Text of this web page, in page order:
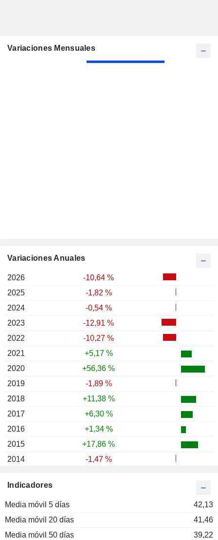
Indicadores
Media móvil 5 días
42,13
Media móvil 20 días
41,46
Media móvil 50 días
39,22
Variaciones Mensuales
Variaciones Anuales
2026
-10,64 %
2025
-1,82 %
2024
-0,54 %
2023
-12,91 %
2022
-10,27 %
2021
+5,17 %
2020
+56,36 %
2019
-1,89 %
2018
+11,38 %
2017
+6,30 %
2016
+1,34 %
2015
+17,86 %
2014
-1,47 %
2012
2011
2010
2009